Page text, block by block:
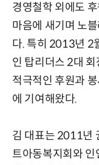
경영철학 외에도
마음에 새기며 노
다. 특히 2013년 2
인 탑리더스 2대
적극적인 후원과
에 기여해왔다.
김 대표는 2011년
트아동복지회와 인